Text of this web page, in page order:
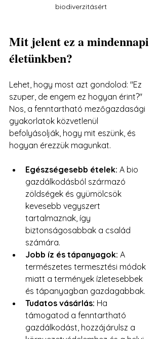
biodiverzitásért
Mit jelent ez a mindennapi
életünkben?
Lehet, hogy most azt gondolod: "Ez
szuper, de engem ez hogyan érint?"
Nos, a fenntartható mezőgazdasági
gyakorlatok közvetlenül
befolyásolják, hogy mit eszünk, és
hogyan érezzük magunkat.
Egészségesebb ételek: A bio
gazdálkodásból származó
zöldségek és gyümölcsök
kevesebb vegyszert
tartalmaznak, így
biztonságosabbak a család
számára.
Jobb íz és tápanyagok: A
természetes termesztési módok
miatt a termények ízletesebbek
és tápanyagban gazdagabbak.
Tudatos vásárlás: Ha
támogatod a fenntartható
gazdálkodást, hozzájárulsz a